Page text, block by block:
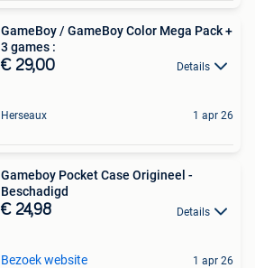
GameBoy / GameBoy Color Mega Pack +
3 games :
€ 29,00 Details
Herseaux 1 apr 26
Gameboy Pocket Case Origineel -
Beschadigd
€ 24,98 Details
Bezoek website 1 apr 26